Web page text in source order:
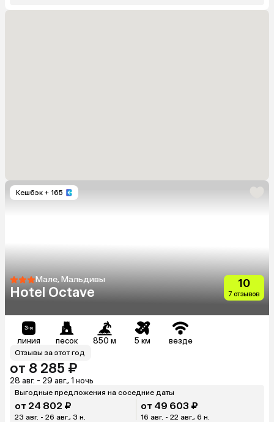
Кешбэк + 165
Мале, Мальдивы
Hotel Octave
10
7 отзывов
линия песок 850 м 5 км везде
Отзывы за этот год
от 8 285 ₽
28 авг. - 29 авг., 1 ночь
Выгодные предложения на соседние даты
от 24 802 ₽
23 авг. - 26 авг., 3 н.
от 49 603 ₽
16 авг. - 22 авг., 6 н.